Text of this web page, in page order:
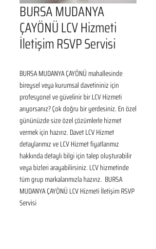
BURSA MUDANYA
ÇAYÖNÜ LCV Hizmeti
İletişim RSVP Servisi
BURSA MUDANYA ÇAYÖNÜ mahallesinde
bireysel veya kurumsal davetininiz için
profesyonel ve güvelinir bir LCV Hizmeti
arıyorsanız? Çok doğru bir yerdesiniz. En özel
gününüzde size özel çözümlerle hizmet
vermek için hazırız. Davet LCV Hizmet
detaylarımız ve LCV Hizmet fiyatlarımız
hakkında detaylı bilgi için talep oluşturabilir
veya bizleri arayabilirsiniz. LCV hizmetinde
tüm grup markalarımızla hazırız.  BURSA
MUDANYA ÇAYÖNÜ LCV Hizmeti İletişim RSVP
Servisi